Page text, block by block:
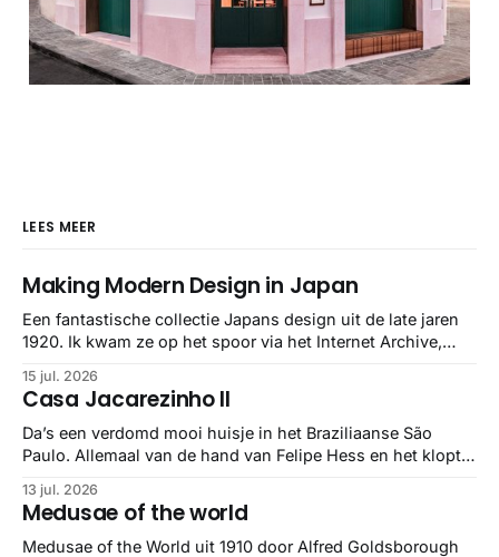
LEES MEER
Making Modern Design in Japan
Een fantastische collectie Japans design uit de late jaren
1920. Ik kwam ze op het spoor via het Internet Archive,
gebundeld in een: boek ✨ Daarin hebben ze alle scans een
stuk netter getrokken, maar op deze manier vind ik ze er
minstens
15 jul. 2026
Casa Jacarezinho II
Da’s een verdomd mooi huisje in het Braziliaanse São
Paulo. Allemaal van de hand van Felipe Hess en het klopt
13 jul. 2026
Medusae of the world
Medusae of the World uit 1910 door Alfred Goldsborough